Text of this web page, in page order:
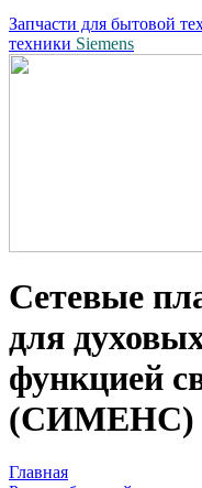
Запчасти для бытовой
техники Siemens
Сетевые
для
функцией
(СИМЕНС)
Главная